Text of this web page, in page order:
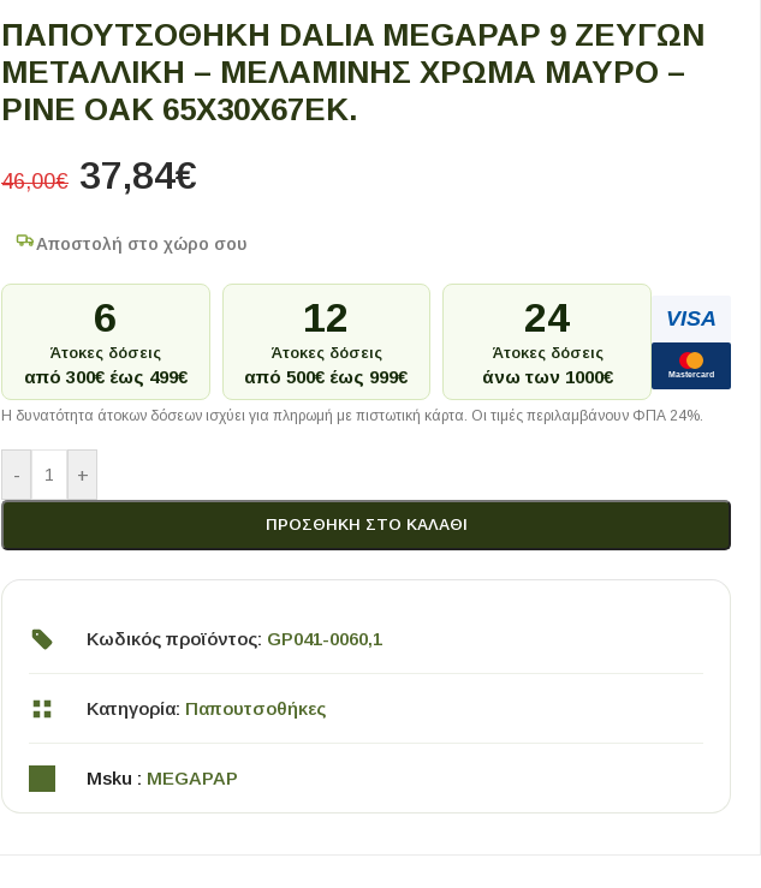
ΠΑΠΟΥΤΣΟΘΉΚΗ DALIA MEGAPAP 9 ΖΕΥΓΏΝ
ΜΕΤΑΛΛΙΚΉ – ΜΕΛΑΜΊΝΗΣ ΧΡΏΜΑ ΜΑΎΡΟ –
PINE OAK 65X30X67ΕΚ.
46,00€ 37,84€
Αποστολή στο χώρο σου
6
Άτοκες δόσεις
από 300€ έως 499€
12
Άτοκες δόσεις
από 500€ έως 999€
24
Άτοκες δόσεις
άνω των 1000€
VISA
Mastercard
Η δυνατότητα άτοκων δόσεων ισχύει για πληρωμή με πιστωτική κάρτα. Οι τιμές περιλαμβάνουν ΦΠΑ 24%.
- +
ΠΡΟΣΘΉΚΗ ΣΤΟ ΚΑΛΆΘΙ
Κωδικός προϊόντος: GP041-0060,1
Κατηγορία: Παπουτσοθήκες
Msku : MEGAPAP